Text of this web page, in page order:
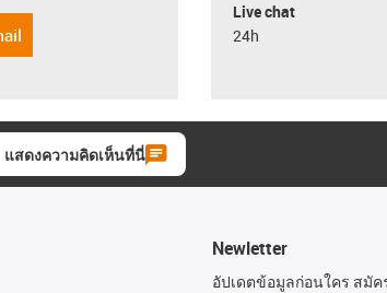
Live chat
24h
แสดงความคิดเห็นที่นี่
Newletter
อัปเดตข้อมูลก่อนใคร สมั